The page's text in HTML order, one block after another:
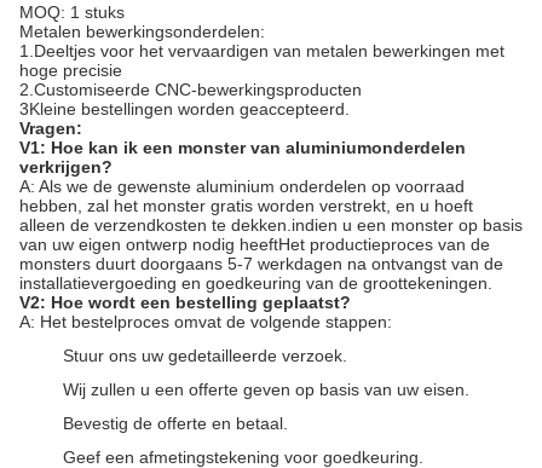
MOQ: 1 stuks
Metalen bewerkingsonderdelen:
1.Deeltjes voor het vervaardigen van metalen bewerkingen met
hoge precisie
2.Customiseerde CNC-bewerkingsproducten
3Kleine bestellingen worden geaccepteerd.
Vragen:
V1: Hoe kan ik een monster van aluminiumonderdelen
verkrijgen?
A: Als we de gewenste aluminium onderdelen op voorraad
hebben, zal het monster gratis worden verstrekt, en u hoeft
alleen de verzendkosten te dekken.indien u een monster op basis
van uw eigen ontwerp nodig heeftHet productieproces van de
monsters duurt doorgaans 5-7 werkdagen na ontvangst van de
installatievergoeding en goedkeuring van de groottekeningen.
V2: Hoe wordt een bestelling geplaatst?
A: Het bestelproces omvat de volgende stappen:
Stuur ons uw gedetailleerde verzoek.
Wij zullen u een offerte geven op basis van uw eisen.
Bevestig de offerte en betaal.
Geef een afmetingstekening voor goedkeuring.